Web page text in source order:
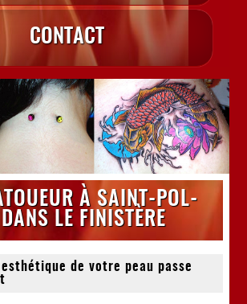
CONTACT
À SAINT-POL-
LE FINISTÈRE
de votre peau passe